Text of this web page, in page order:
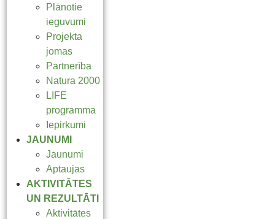
Plānotie
ieguvumi
Projekta
jomas
Partnerība
Natura 2000
LIFE
programma
Iepirkumi
JAUNUMI
Jaunumi
Aptaujas
AKTIVITĀTES
UN REZULTĀTI
Aktivitātes